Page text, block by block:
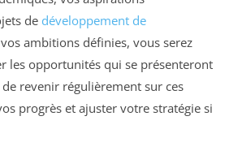
de développement de
ambitions définies, vous serez
les opportunités qui se présenteront
revenir régulièrement sur ces
progrès et ajuster votre stratégie si